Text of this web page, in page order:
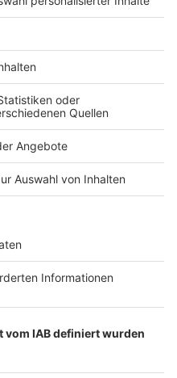
Kontakt
Studio-Hotline
Verkehrs-Hotline
Newsletter